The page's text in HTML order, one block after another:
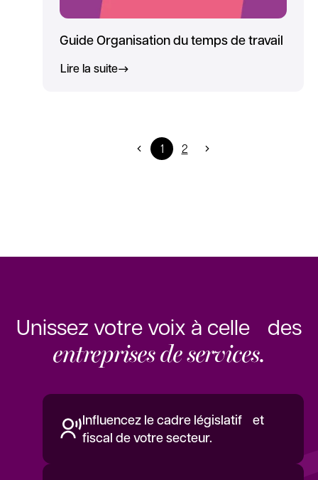
Guide Organisation du temps de travail
Lire la suite
1 2
Unissez votre voix à celle des
entreprises de services.
Influencez le cadre législatif et
fiscal de votre secteur.